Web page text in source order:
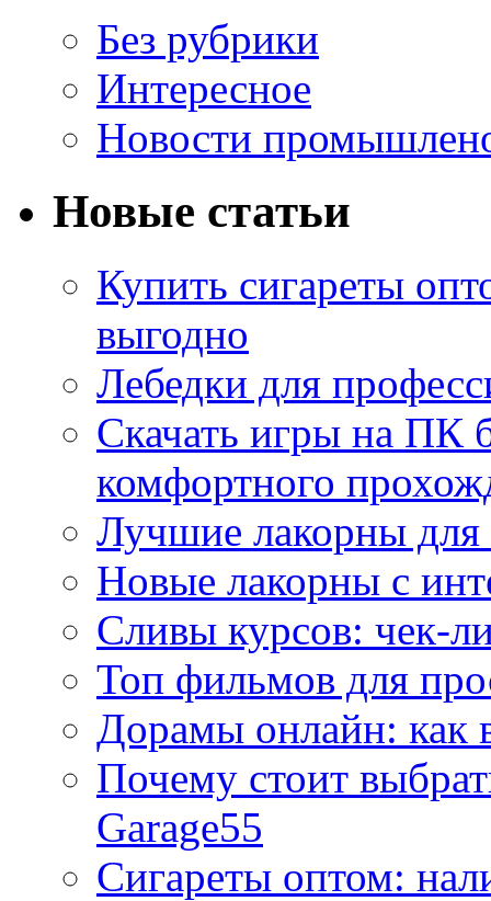
Без рубрики
Интересное
Новости
Новые статьи
Купить сигареты
выгодно
Лебедки для
Скачать игры на ПК
комфортного
Лучшие лакорны для
Новые лакорны с
Сливы курсов: чек-
Топ фильмов для
Дорамы онлайн: как
Почему стоит
Garage55
Сигареты оптом: